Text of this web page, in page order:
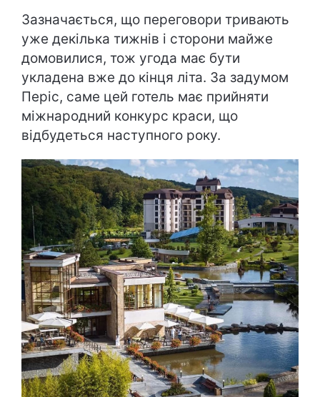
Зазначається, що переговори тривають
уже декілька тижнів і сторони майже
домовилися, тож угода має бути
укладена вже до кінця літа. За задумом
Періс, саме цей готель має прийняти
міжнародний конкурс краси, що
відбудеться наступного року.